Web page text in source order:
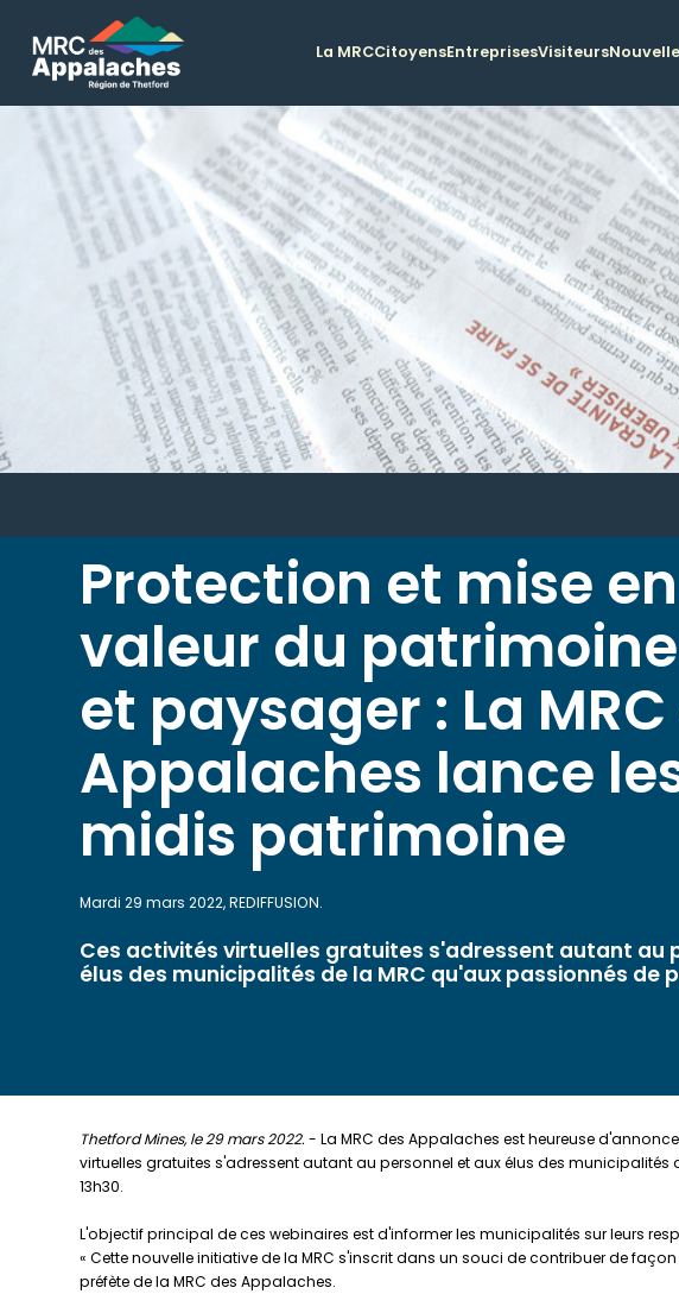
La MRCCitoyensEntreprisesVisiteurs
Protection et mise en
valeur du
et paysager : La
Appalaches lance
midis patrimoine
Mardi 29 mars 2022, REDIFFUSION.
Ces activités virtuelles gratuites s'adressent autant au
élus des municipalités de la MRC qu'aux passionnés de
Thetford Mines, le 29 mars 2022. - La MRC des Appalaches est heureuse
virtuelles gratuites s'adressent autant au personnel et aux élus des
13h30.
L'objectif principal de ces webinaires est d'informer les municipalités sur leurs
« Cette nouvelle initiative de la MRC s'inscrit dans un souci de contribuer de
préfète de la MRC des Appalaches.